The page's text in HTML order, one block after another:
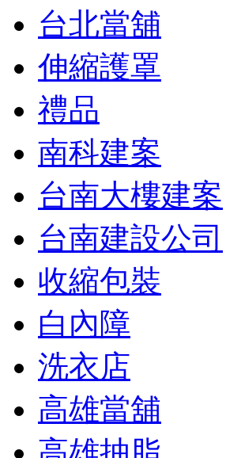
台北當舖
伸縮護罩
禮品
南科建案
台南大樓建案
台南建設公司
收縮包裝
白內障
洗衣店
高雄當舖